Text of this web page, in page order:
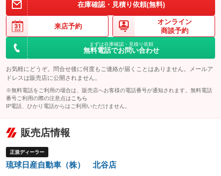
在庫確認・見積り依頼(無料)
来店予約
オンライン
商談予約
まずは在庫確認・見積り依頼
無料電話でお問い合わせ
お気軽にどうぞ。問合せ後に何度もご連絡が届くことはありません。メールア
ドレスは販売店に公開されません。
※無料電話をご利用の場合は、販売店へお客様の電話番号が通知されます。無料電話
番号ご利用の際の注意点は こちら
IP電話、ひかり電話からはご利用いただけません。
販売店情報
正規ディーラー
琉球日産自動車（株） 北谷店